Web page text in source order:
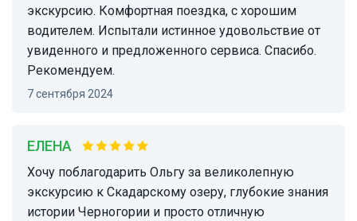
экскурсию. Комфортная поездка, с хорошим
водителем. Испытали истинное удовольствие от
увиденного и предложенного сервиса. Спасибо.
Рекомендуем.
7 сентября 2024
ЕЛЕНА
Хочу поблагодарить Ольгу за великолепную
экскурсию к Скадарскому озеру, глубокие знания
истории Черногории и просто отличную